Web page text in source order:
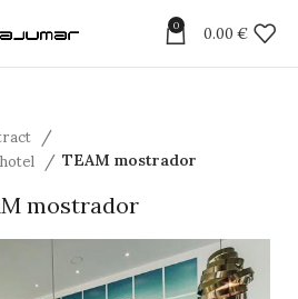
0 0.00 €
TEAM mostrador
mostrador